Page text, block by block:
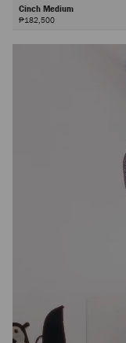
Cinch Medium
₱182,500